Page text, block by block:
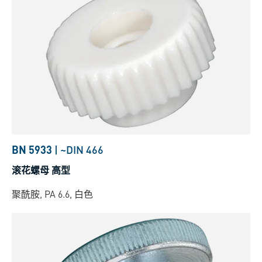
BN 5933 | ~DIN 466
滚花螺母 高型
聚酰胺, PA 6.6, 白色